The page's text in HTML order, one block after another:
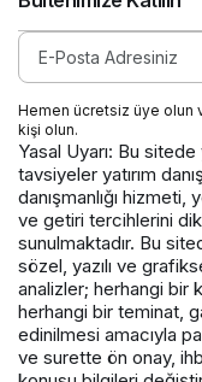
Hemen ücretsiz üye olun
kişi olun.
Yasal Uyarı: Bu
tavsiyeler yatırım
danışmanlığı
ve getiri tercihlerini
sunulmaktadır. Bu
sözel, yazılı ve
analizler; herhangi bir
herhangi bir teminat,
edinilmesi amacıyla
ve surette ön onay,